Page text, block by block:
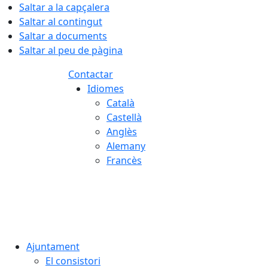
Saltar a la capçalera
Saltar al contingut
Saltar a documents
Saltar al peu de pàgina
Contactar
Idiomes
Català
Castellà
Anglès
Alemany
Francès
Ajuntament
El consistori